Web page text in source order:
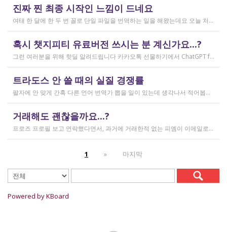
진짜 찐 최종 시작인 느낌이 드네요
여태 한 달에 한 두 번 꼴로 단일 파일을 번역하는 일을 해왔는데요 오늘 처음으로 모 회사에서 트라도스 패키지 파일로 전달하는 일을!!! 주셔서 열어봤습니다. ...너무 떨리네요 원래 타겟 세그먼트에 아무것도 없었는데, NMT나 100프로 매치로 채워져있고 그래요 맨 처음 일을 받고 돈을 받았을 때가 커리어의 시작이라고 생각했는데 몇 달 동안 그런 식으로 많으면 두 세개 정도의 일을 받다가 오늘 나름 볼륨 있는 업무를 맡게 되니까 뭔가 커리어의 [진짜_찐_시작_최종] 같고 긴장되네요 잘 해내고 싶어서 떨리고,,,,,, 잘 할 수 있을까 싶고 크아악 다들 2월에 일 잘 해내고 계신가요 여태껏 검색 기능을 사용해 눈팅만 해왔는데 산번혁 회원님들의 번역가 라이프는 어떻게 굴러가고 있는지 궁금하네요 호호호
2026.02.20
혹시 챗지피티 유료버전 쓰시는 분 계신가요...?
그런 여러분을 위해 핫딜 알려드립니다 카카오톡 선물하기에서 ChatGPT for Kakao 쳐서 들어가 보시면 한달에 200달러짜리 프로 버전을 2만9천원에 팔고 있습니다. 이벤트 성이라서 계속 판매는 안 할 것 같고 5개 구매 제한도 있긴 하지만, 어차피 3만원씩 내고 플러스 버전 쓰시고 계시다면 같은 가격에 프로 써보는 것도 나쁘지 않을 것 같아요 ㅎㅎ 저도 혹시 사기 아닌가 긴가민가했는데 진짜 프로 버전 맞더라고요.
트라도스 안 쓸 때의 실질 경쟁률
팔자에 안 맞게 간혹 다른 언어 번역가 뽑을 일이 있는데 생각나서 적어봅니다 트라도스/메모큐를 사야 하냐? 라는 질문은 설득의 대상이 아니라고 생각해서 그냥 두는 편인데요 질문 전 적극적으로 정보를 찾아보는 상태에서는 의미가 있을 것입니다 뽑히는 입장에선 잘 모르는데, 뽑는 입장에서는 트라도스/메모큐 안 쓰는 사람은 걸러버리면 정말 편합니다 주어진 업무를 못 한다는 뜻이거든요 1) 용어 1천개가 든 용어집이 있음 2) 기존에 쓰던 번역 메모리가 있음 상당히 흔한 상황인데, 트라도스/메모큐를 안 쓰고 외워서 작업이 가능한 사람은 산업스파이 쪽으로 가셔야지 여기 있으면 안 됨 저 스크린샷에도 제가 답변한 사람은 얼마 안 되는데요 챗지피티로 '트라도스 사용자/기타 요건(단가 등)' 맞는 사람만 필터로 건져서 답변하는 겁니다 아마 트라도스 안 써도 되는 운전면허증 번역같은 업무도 있을 텐데, 그런 것은 단발성이고 업데이트가 없으며 없는 자들끼리 경쟁해서 경쟁률이 아주 높을 겁니다.
거래해도 괜찮을까요...?
프로즈 프로필 보고 연락했다면서, 과거에 거래한적 없는 피엠이 이메일로 의뢰를 주셨는데요 샘테도 보지 않고 4일안에 19000단어 영한번역을 해달라는데 거래해도 괜찮을까요..? 거래한적 한번도 없는 뉴비한테 샘테도 없이 프로젝트를 던져주니 이거 사기인거 아닌가 좀 걱정이 됩니다. 급한데 사람구하기 어려워서일까요? 게다가 전 이력서상 경력도 몇줄 안되는 초보중의 초보입니다...
1 » 마지막
Powered by KBoard